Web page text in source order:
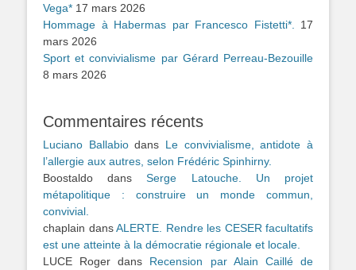
Vega* 17 mars 2026
Hommage à Habermas par Francesco Fistetti*.
17
mars 2026
Sport et convivialisme par Gérard Perreau-Bezouille
8 mars 2026
Commentaires récents
Luciano Ballabiodans Le convivialisme, antidote à
l’allergie aux autres, selon Frédéric Spinhirny.
Boostaldo dansSerge Latouche. Un projet
métapolitique : construire un monde commun,
convivial.
chaplain dansALERTE. Rendre les CESER facultatifs
est une atteinte à la démocratie régionale et locale.
LUCE Roger dans Recension par Alain Caillé de